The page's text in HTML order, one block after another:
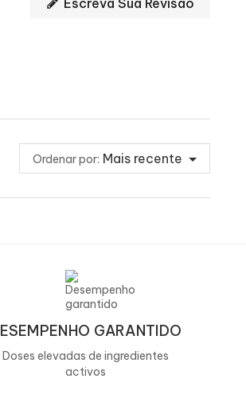
alimentar variado e
deste produto pode
de: ver gravura.
com pouca luz.
24 g 39 g
<0,5 g
36 g
0,47 g 0,78 g
Ordenar por: Mais recente
GARANTIDO
Doses elevadas de ingredientes
activos